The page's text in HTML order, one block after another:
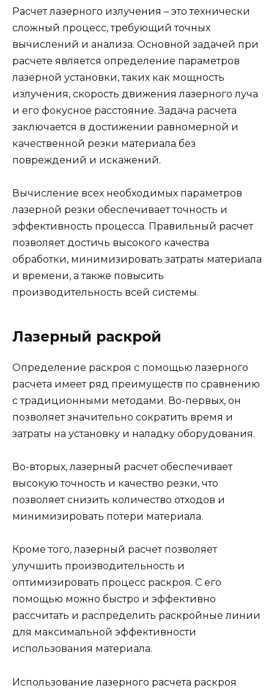
Расчет лазерного излучения – это технически
сложный процесс, требующий точных
вычислений и анализа. Основной задачей при
расчете является определение параметров
лазерной установки, таких как мощность
излучения, скорость движения лазерного луча
и его фокусное расстояние. Задача расчета
заключается в достижении равномерной и
качественной резки материала без
повреждений и искажений.
Вычисление всех необходимых параметров
лазерной резки обеспечивает точность и
эффективность процесса. Правильный расчет
позволяет достичь высокого качества
обработки, минимизировать затраты материала
и времени, а также повысить
производительность всей системы.
Лазерный раскрой
Определение раскроя с помощью лазерного
расчета имеет ряд преимуществ по сравнению
с традиционными методами. Во-первых, он
позволяет значительно сократить время и
затраты на установку и наладку оборудования.
Во-вторых, лазерный расчет обеспечивает
высокую точность и качество резки, что
позволяет снизить количество отходов и
минимизировать потери материала.
Кроме того, лазерный расчет позволяет
улучшить производительность и
оптимизировать процесс раскроя. С его
помощью можно быстро и эффективно
рассчитать и распределить раскройные линии
для максимальной эффективности
использования материала.
Использование лазерного расчета раскроя